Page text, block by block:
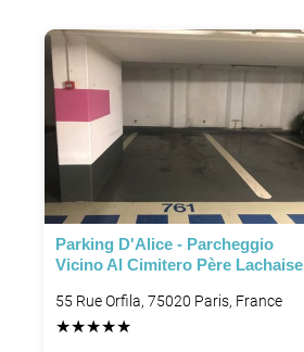
Parking D'Alice - Parcheggio
Vicino Al Cimitero Père Lachaise
55 Rue Orfila, 75020 Paris, France
★★★★★